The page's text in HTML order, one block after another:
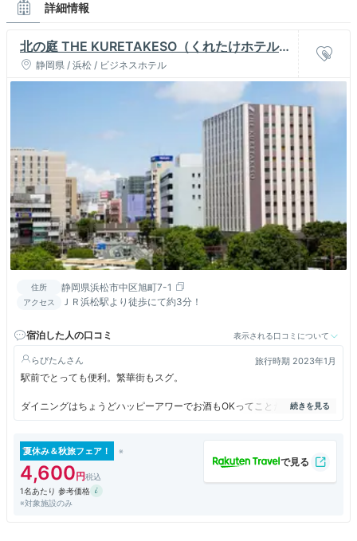
詳細情報
北の庭 THE KURETAKESO（くれたけホテルチ
ェーン）
静岡県 / 浜松 / ビジネスホテル
住所 静岡県浜松市中区旭町7-1
アクセス ＪＲ浜松駅より徒歩にて約3分！
宿泊した人の口コミ 表示される口コミについて
らびたん 旅行時期 2023年1月
駅前でとっても便利。繁華街もスグ。
ダイニングはちょうどハッピーアワーでお酒もOKってことだったんです
が、ビールが残念ながらアサヒ･･･
あ、そのほかWifiなどは全て快適で、パジャマはセパレートが◎でした。
4人くらい入れる大浴場も空いていればいい感じ。
ただし櫛がないので持参必須ですね。
夏休み＆秋旅フェア！
4,600
1名あたり 参考価格
※対象施設のみ